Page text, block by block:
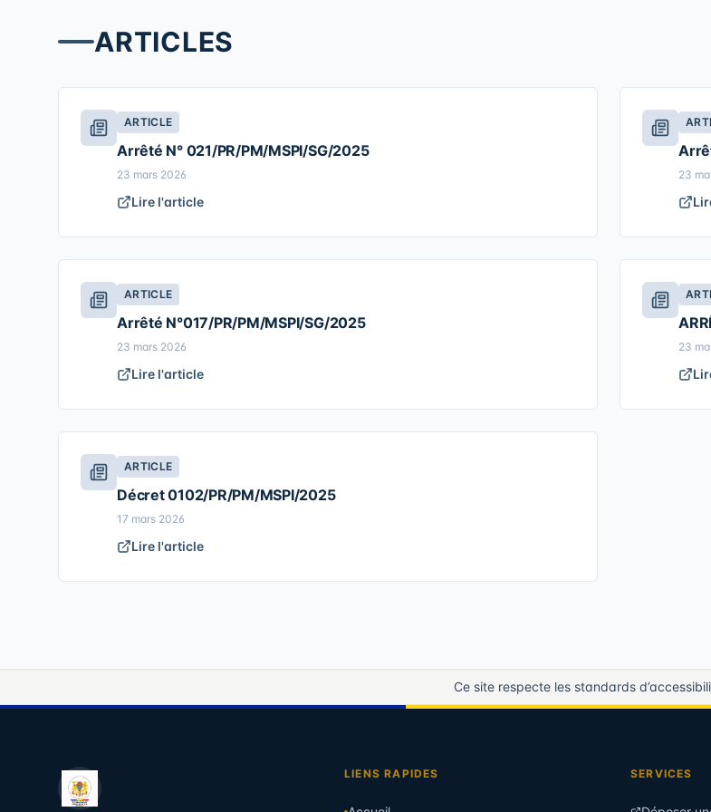
ARTICLES
ARTICLE
Arrêté N° 021/PR/PM/MSPI/SG/2025
23 mars 2026
Lire l'article
23
ARTICLE
Arrêté N°017/PR/PM/MSPI/SG/2025
23 mars 2026
Lire l'article
23
ARTICLE
Décret 0102/PR/PM/MSPI/2025
17 mars 2026
Lire l'article
Ce site respecte les standards
LIENS RAPIDES SERVICES